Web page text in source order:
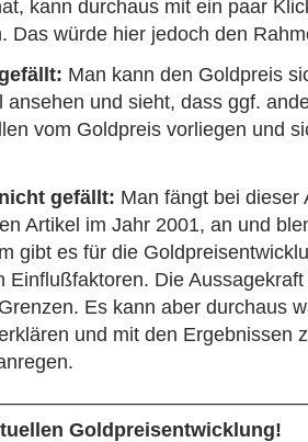
kann durchaus mit ein paar
Das würde hier jedoch den
Man kann den Goldpreis
ansehen und sieht, dass ggf.
vom Goldpreis vorliegen und
gefällt: Man fängt bei dieser
Artikel im Jahr 2001, an und
gibt es für die
Einflußfaktoren. Die
Es kann aber durchaus
und mit den Ergebnissen
Goldpreisentwicklung!